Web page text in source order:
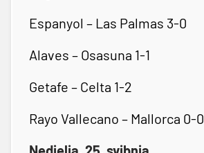
Espanyol – Las Palmas 3-0
Alaves – Osasuna 1-1
Getafe – Celta 1-2
Rayo Vallecano – Mallorca 0-0